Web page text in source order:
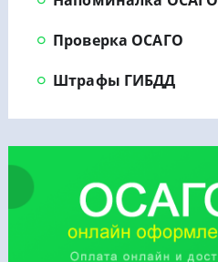
Проверка ОСАГО
Штрафы ГИБДД